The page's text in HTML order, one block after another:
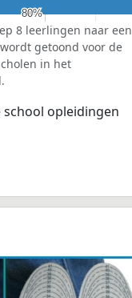
80%
80%
8 leerlingen naar een
getoond voor de
in het
opleidingen